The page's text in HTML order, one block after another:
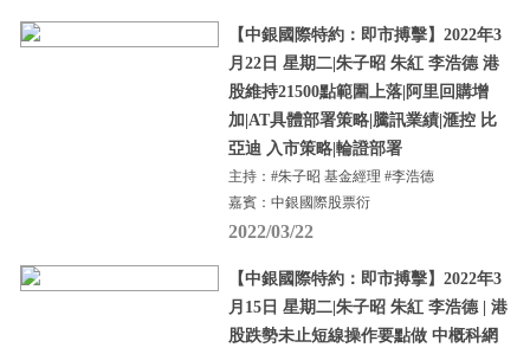
【中銀國際特約：即市搏擊】2022年3
月22日 星期二|朱子昭 朱紅 李浩德 港
股維持21500點範圍上落|阿里回購增
加|AT具體部署策略|騰訊業績|滙控 比
亞迪 入市策略|輪證部署
主持：#朱子昭 基金經理 #李浩德
嘉賓：中銀國際股票衍
2022/03/22
【中銀國際特約：即市搏擊】2022年3
月15日 星期二|朱子昭 朱紅 李浩德 | 港
股跌勢未止短線操作要點做 中概科網